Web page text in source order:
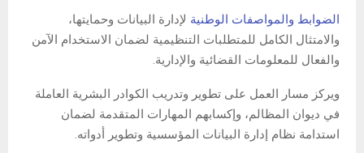
الضوابط والمواصفات الوطنية لإدارة البيانات وحمايتها،
والامتثال الكامل للمتطلبات التنظيمية لضمان الاستخدام الآمن
والفعال للمعلومات القضائية والإدارية.
ويركز مسار العمل على تطوير وتدريب الكوادر البشرية العاملة
في ديوان المظالم، وإكسابهم المهارات المتقدمة لضمان
استدامة نظام إدارة البيانات المؤسسية وتطوير أدواته.